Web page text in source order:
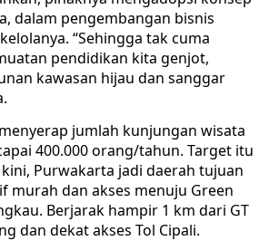
dalam pengembangan bisnis
“Sehingga tak cuma
pendidikan kita genjot,
kawasan hijau dan sanggar
jumlah kunjungan wisata
400.000 orang/tahun. Target itu
Purwakarta jadi daerah tujuan
murah dan akses menuju Green
Berjarak hampir 1 km dari GT
dan dekat akses Tol Cipali.